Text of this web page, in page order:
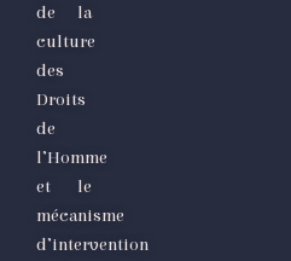
de la
culture
des
Droits
de
l’Homme
et le
mécanisme
d’intervention